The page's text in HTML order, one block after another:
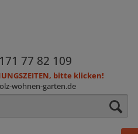
77 82 109
bitte klicken!
wohnen-garten.de